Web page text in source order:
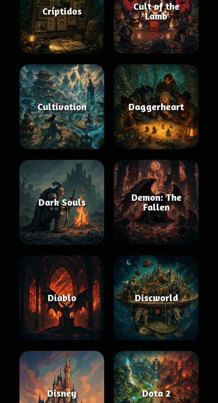
Críptidos
Cult of the
Lamb
Cultivation Daggerheart
Dark Souls
Demon: The
Fallen
Diablo Discworld
Disney Dota 2